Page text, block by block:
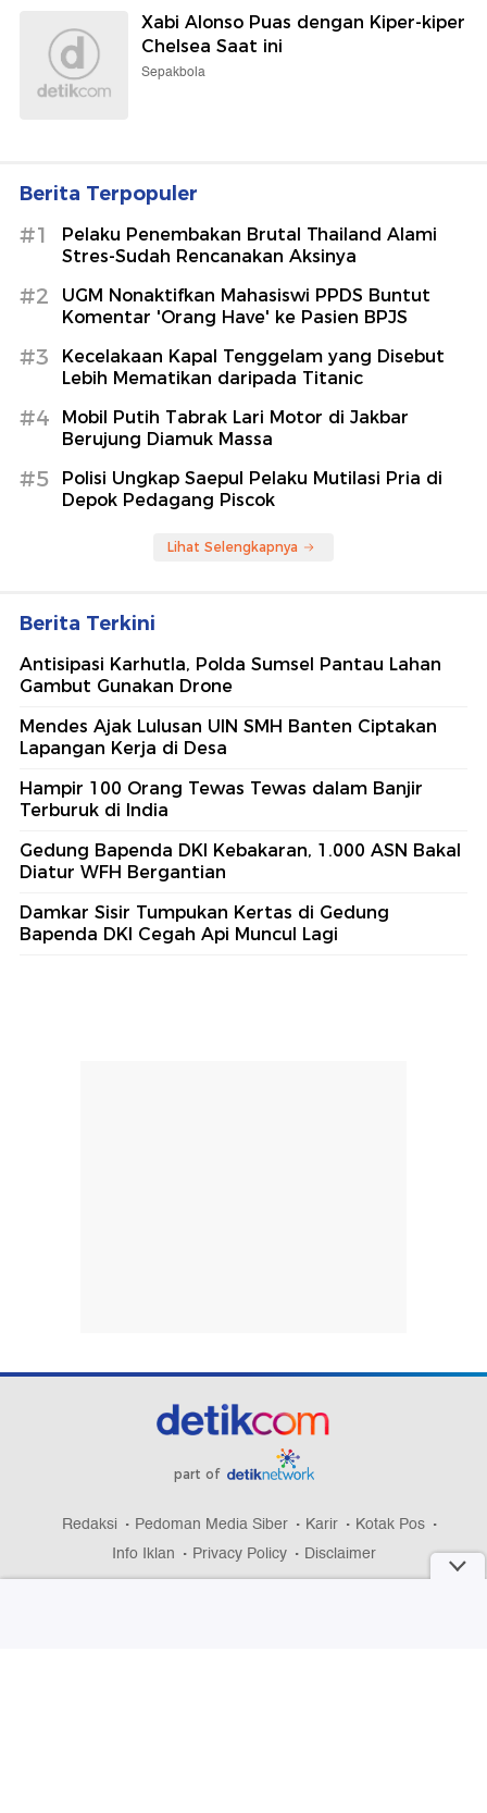
Xabi Alonso Puas dengan Kiper-kiper
Chelsea Saat ini
Sepakbola
Berita Terpopuler
#1
Pelaku Penembakan Brutal Thailand Alami
Stres-Sudah Rencanakan Aksinya
#2
UGM Nonaktifkan Mahasiswi PPDS Buntut
Komentar 'Orang Have' ke Pasien BPJS
#3
Kecelakaan Kapal Tenggelam yang Disebut
Lebih Mematikan daripada Titanic
#4
Mobil Putih Tabrak Lari Motor di Jakbar
Berujung Diamuk Massa
#5
Polisi Ungkap Saepul Pelaku Mutilasi Pria di
Depok Pedagang Piscok
Lihat Selengkapnya
Berita Terkini
Antisipasi Karhutla, Polda Sumsel Pantau Lahan
Gambut Gunakan Drone
Mendes Ajak Lulusan UIN SMH Banten Ciptakan
Lapangan Kerja di Desa
Hampir 100 Orang Tewas Tewas dalam Banjir
Terburuk di India
Gedung Bapenda DKI Kebakaran, 1.000 ASN Bakal
Diatur WFH Bergantian
Damkar Sisir Tumpukan Kertas di Gedung
Bapenda DKI Cegah Api Muncul Lagi
part of
Redaksi Pedoman Media Siber Karir
Kotak Pos
Info Iklan
Privacy Policy Disclaimer